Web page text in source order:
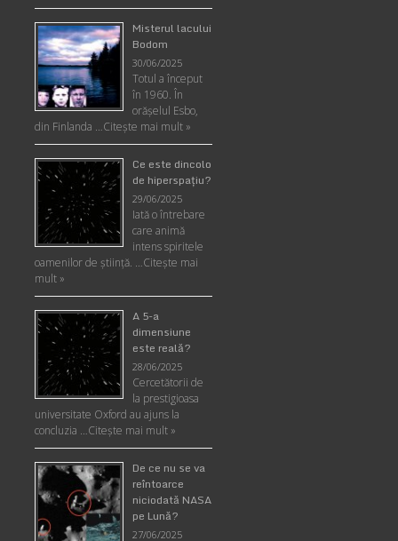
Misterul lacului
Bodom
30/06/2025
Totul a început
în 1960. În
orășelul Esbo,
din Finlanda …Citește mai mult »
Ce este dincolo
de hiperspaţiu?
29/06/2025
Iată o întrebare
care animă
intens spiritele
oamenilor de ştiinţă. …Citește mai
mult »
A 5-a
dimensiune
este reală?
28/06/2025
Cercetătorii de
la prestigioasa
universitate Oxford au ajuns la
concluzia …Citește mai mult »
De ce nu se va
reîntoarce
niciodată NASA
pe Lună?
27/06/2025